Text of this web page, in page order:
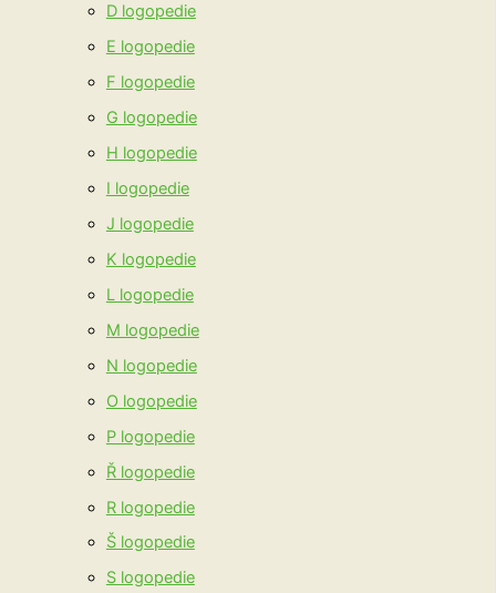
D logopedie
E logopedie
F logopedie
G logopedie
H logopedie
I logopedie
J logopedie
K logopedie
L logopedie
M logopedie
N logopedie
O logopedie
P logopedie
Ř logopedie
R logopedie
Š logopedie
S logopedie